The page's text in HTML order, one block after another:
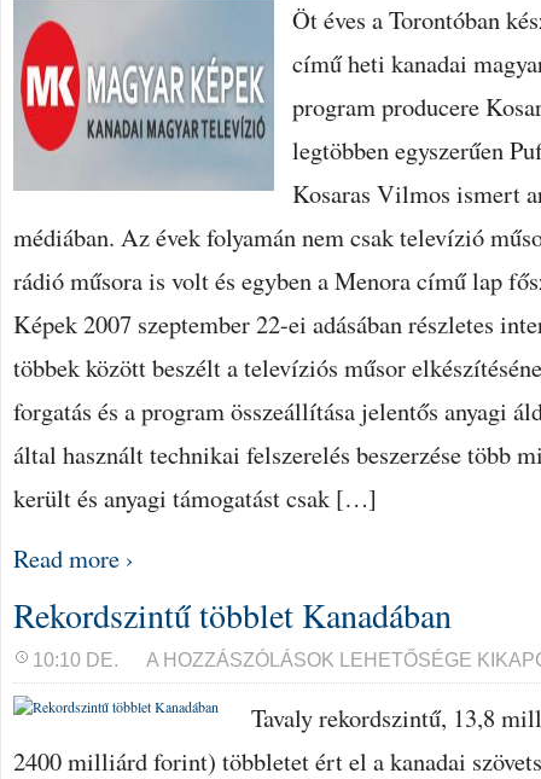
Öt éves a Torontóban
című heti kanadai
program producere
legtöbben egyszerűen
Kosaras Vilmos ismert
médiában. Az évek folyamán nem csak televízió
rádió műsora is volt és egyben a Menora című lap
Képek 2007 szeptember 22-ei adásában részletes
többek között beszélt a televíziós műsor
forgatás és a program összeállítása jelentős anyagi
által használt technikai felszerelés beszerzése több
került és anyagi támogatást csak […]
Read more ›
Rekordszintű többlet Kanadában
10:10 DE.
REKORDSZINTŰ
BEJEGYZÉSHEZ
A HOZZÁSZÓLÁSOK LEHETŐSÉGE
Tavaly rekordszintű, 13,8
2400 milliárd forint) többletet ért el a kanadai